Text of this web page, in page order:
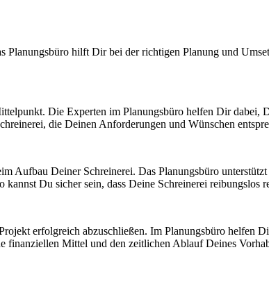
hilft Dir bei der richtigen Planung und
Die Experten im Planungsbüro helfen Dir dabei,
die Deinen Anforderungen und Wünschen
Aufbau Deiner Schreinerei. Das Planungsbüro
Du sicher sein, dass Deine Schreinerei reibungslos
erfolgreich abzuschließen. Im Planungsbüro helfen
finanziellen Mittel und den zeitlichen Ablauf Deines